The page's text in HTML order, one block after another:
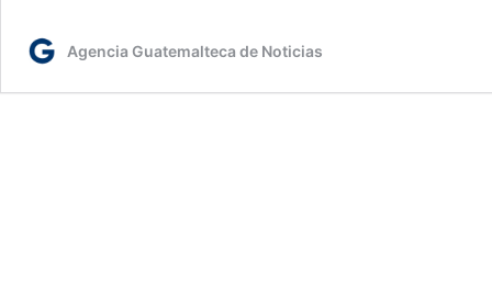
Agencia Guatemalteca de Noticias